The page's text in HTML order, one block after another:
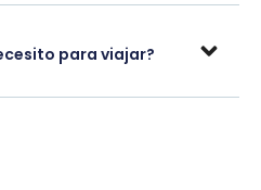
para viajar?